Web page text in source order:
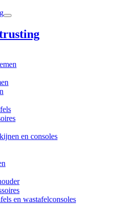
en consoles
en wastafelconsoles